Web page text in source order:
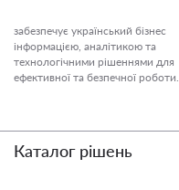
забезпечує український бізнес
інформацією, аналітикою та
технологічними рішеннями для
ефективної та безпечної роботи.
Каталог рішень